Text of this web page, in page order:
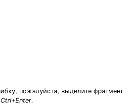
пожалуйста, выделите фрагмент
Ctrl+Enter.